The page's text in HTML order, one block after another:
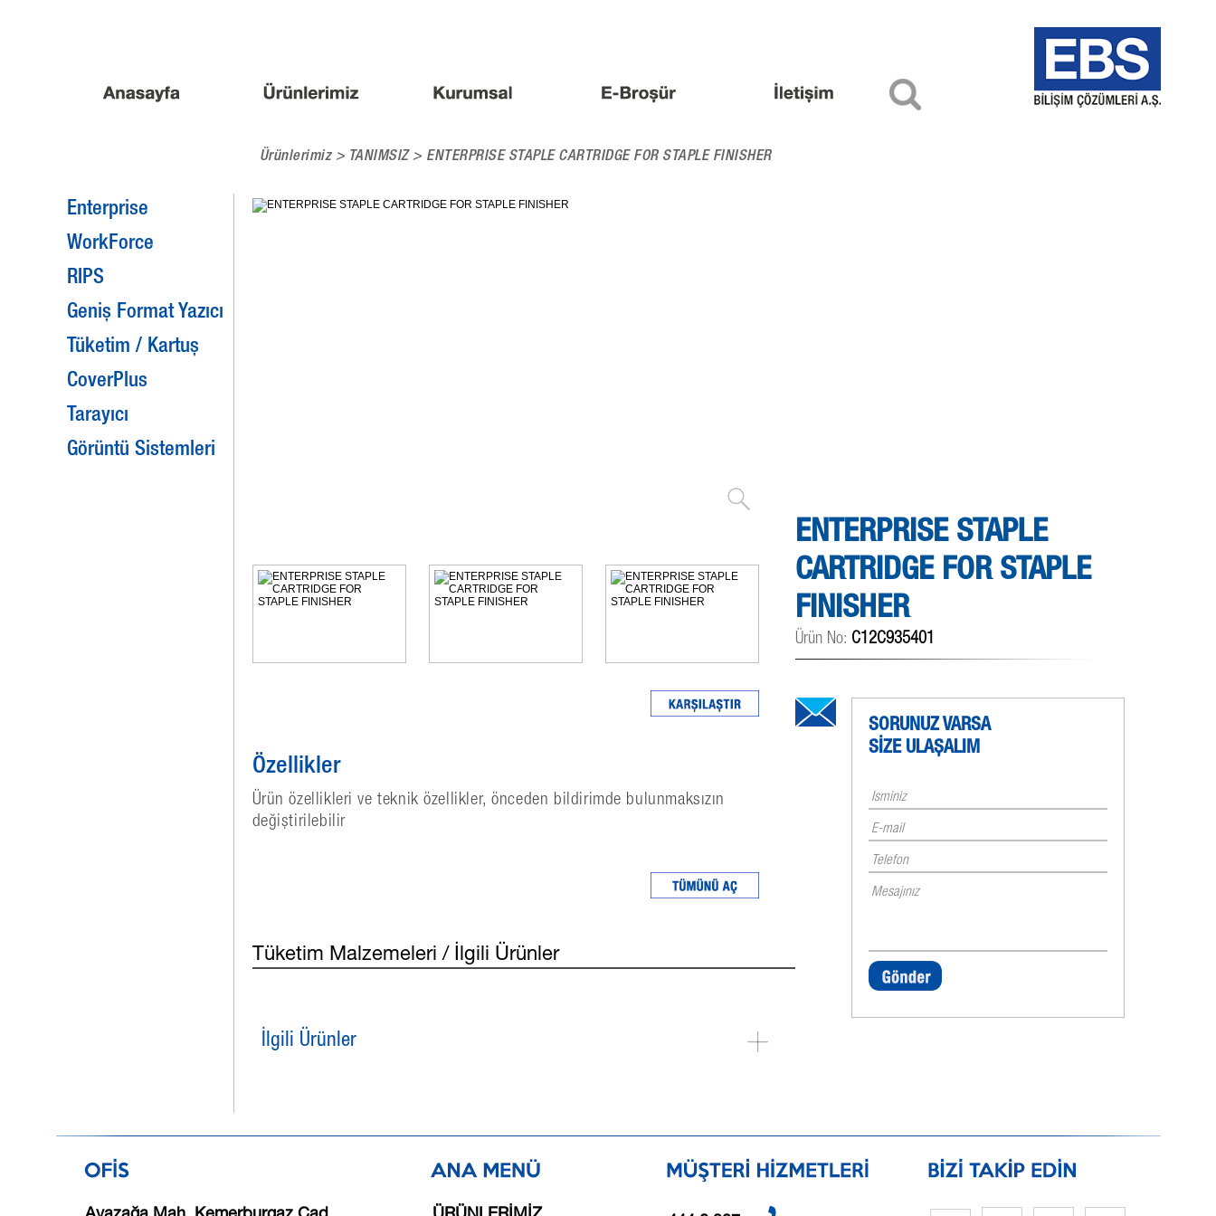
Ürünlerimiz > TANIMSIZ> ENTERPRISE STAPLE CARTRIDGE FOR STAPLE FINISHER
Enterprise
WorkForce
RIPS
Geniş Format Yazıcı
Tüketim / Kartuş
CoverPlus
Tarayıcı
Görüntü Sistemleri
Özellikler
Ürün özellikleri ve teknik özellikler, önceden bildirimde bulunmaksızın
değiştirilebilir
Tüketim Malzemeleri / İlgili Ürünler
İlgili Ürünler
ENTERPRISE STAPLE
CARTRIDGE FOR STAPLE
FINISHER
Ürün No: C12C935401
SORUNUZ VARSA
SİZE ULAŞALIM